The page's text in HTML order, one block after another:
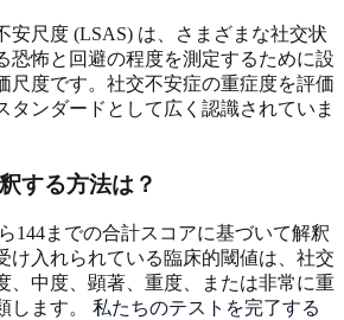
安尺度 (LSAS) は、さまざまな社交状
恐怖と回避の程度を測定するために設
尺度です。社交不安症の重症度を評価
タンダードとして広く認識されていま
する方法は？
144までの合計スコアに基づいて解釈
け入れられている臨床的閾値は、社交
、中度、顕著、重度、または非常に重
します。 私たちのテストを完了する